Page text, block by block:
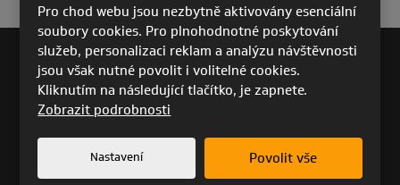
KARIÉRA
ARCHIV VÝROBKŮ
PRO AKCIONÁŘE
Pro chod webu jsou nezbytně aktivovány esenciální
soubory cookies. Pro plnohodnotné poskytování
služeb, personalizaci reklam a analýzu návštěvnosti
jsou však nutné povolit i volitelné cookies.
Kliknutím na následující tlačítko, je zapnete.
Zobrazit podrobnosti
Nastavení Povolit vše